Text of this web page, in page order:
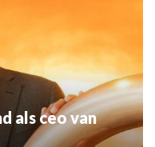
als ceo van